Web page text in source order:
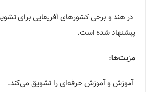
در هند و برخی کشورهای آفریقایی برای
پیشنهاد شده است.
مزیت‌ها:
آموزش و آموزش حرفه‌ای را تشویق می‌کند.